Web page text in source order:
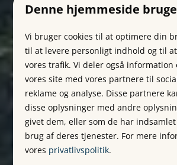
Denne hjemmeside
Vi bruger cookies til at optimere din
til at levere personligt indhold og til
vores trafik. Vi deler også
vores site med vores partnere til
reklame og analyse. Disse partnere
disse oplysninger med andre
givet dem, eller som de har
brug af deres tjenester. For mere
vores privatlivspolitik.